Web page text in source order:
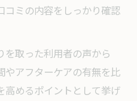
コミの内容をしっかり確認
を取った利用者の声から
やアフターケアの有無を比
高めるポイントとして挙げ